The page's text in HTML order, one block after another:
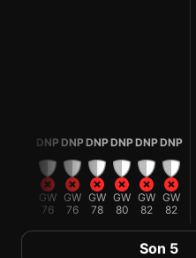
DNP
GW
76
DNP
GW
76
DNP
GW
78
DNP
GW
80
DNP
GW
82
DNP
GW
82
Son 5